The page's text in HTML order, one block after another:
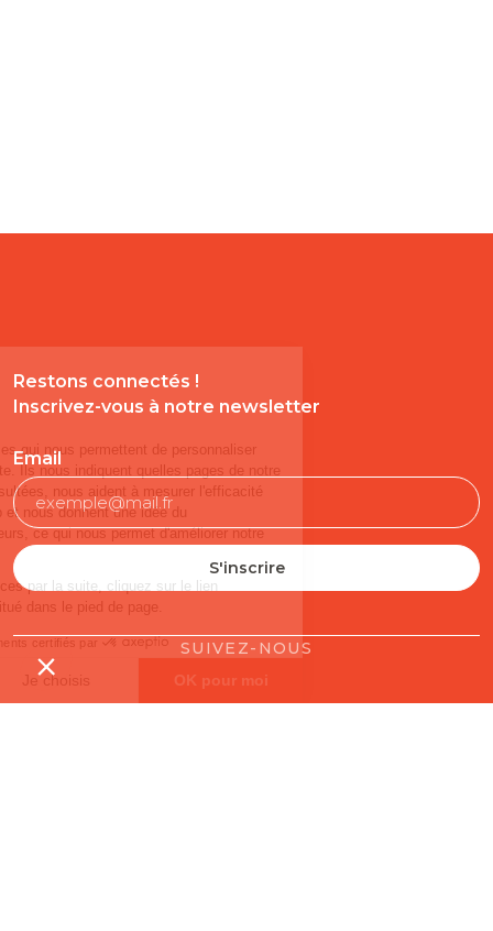
Restons connectés !
Inscrivez-vous à notre newsletter
Email
SUIVEZ-NOUS